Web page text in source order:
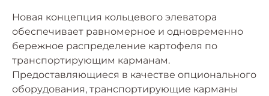
Новая концепция кольцевого элеватора
обеспечивает равномерное и одновременно
бережное распределение картофеля по
транспортирующим карманам.
Предоставляющиеся в качестве опционального
оборудования, транспортирующие карманы